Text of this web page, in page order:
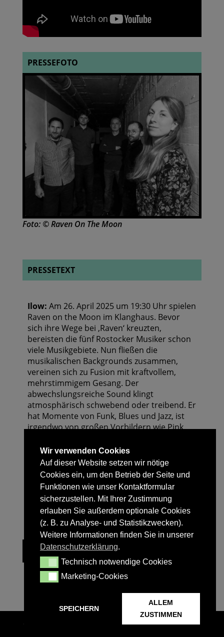
PRESSEFOTO
Foto: © Raven On The Moon
PRESSETEXT
Ilow: Am 26. April 2025 um 19:30 Uhr spielen
Raven on the Moon im Klanghaus. Bevor
sich ihre Wege bei ‚Raven‘ kreuzten,
bereisten die fünf Rostocker Musiker schon
viele Musikgebiete. Nun fließen die
musikalischen Backgrounds zusammen,
vereinen sich zu Fusion mit kraftvollem,
mehrstimmigem Gesang. Der
abwechslungsreiche Sound klingt
atmosphärisch schwebend oder treibend. Er
hat Momente von Funk, Blues und Jazz, ist
irgendwo von großen Vorbildern wie Pink
entzieht sich letztlich dem üblichen Raster in
der Popmusik. Covern verboten – Kopf, Herz
und Ohr plus die gemeinsame Kreativität
lassen die Songs mit englischen und
französischen Texten entstehen. Voices,
Bass, Drums, Piano, Synth, Guitar, Trumpet.
zur Übersicht
Designagentur 9media|Impressum|
Wir verwenden Cookies
Auf dieser Website setzen wir nötige
Cookies ein, um den Betrieb der Seite und
Funktionen wie unser Kontaktformular
sicherzustellen. Mit Ihrer Zustimmung
erlauben Sie außerdem optionale Cookies
(z. B. zu Analyse- und Statistikzwecken).
Weitere Informationen finden Sie in unserer
Datenschutzerklärung.
Technisch notwendige Cookies
Technisch notwendige Cookies
Marketing-Cookies
Marketing-Cookies
SPEICHERN
ALLEM
ZUSTIMMEN